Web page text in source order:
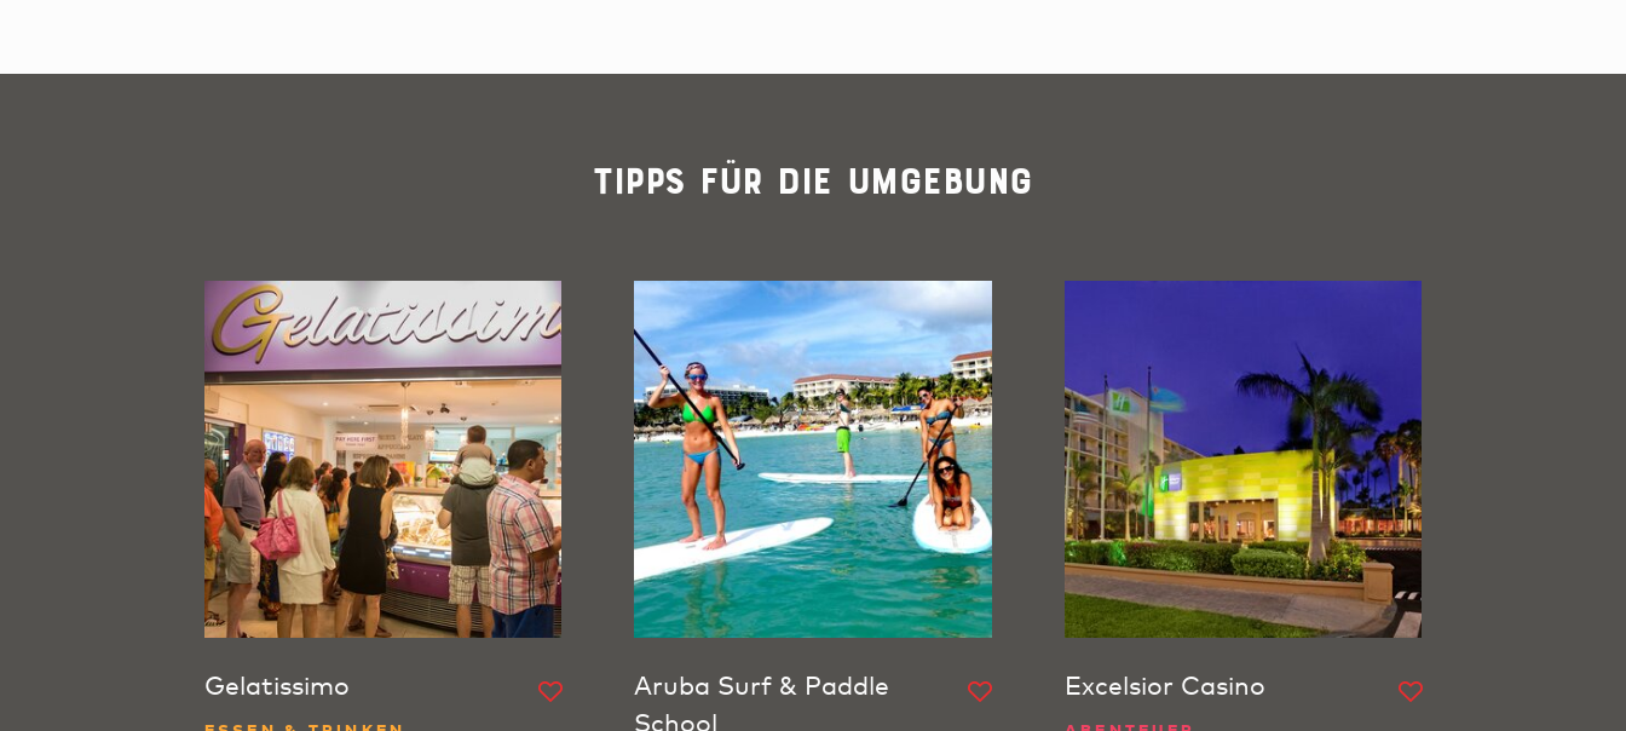
Tipps für die Umgebung
Gelatissimo
Aruba Surf & Paddle
School
Excelsior Casino